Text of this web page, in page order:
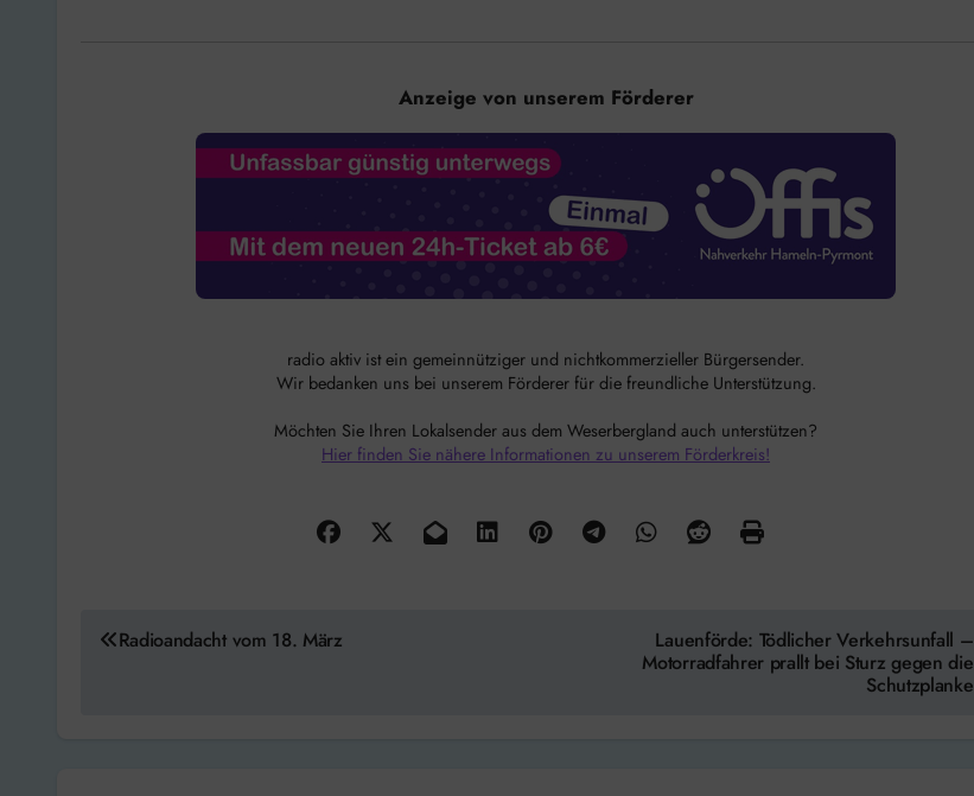
Anzeige von unserem Förderer
radio aktiv ist ein gemeinnütziger und nichtkommerzieller Bürgersender.
Wir bedanken uns bei unserem Förderer für die freundliche Unterstützung.
Möchten Sie Ihren Lokalsender aus dem Weserbergland auch unterstützen?
Hier finden Sie nähere Informationen zu unserem Förderkreis!
Beitragsnavigation
Radioandacht vom 18. März
Lauenförde: Tödlicher Verkehrsunfall –
Motorradfahrer prallt bei Sturz gegen die
Schutzplanke